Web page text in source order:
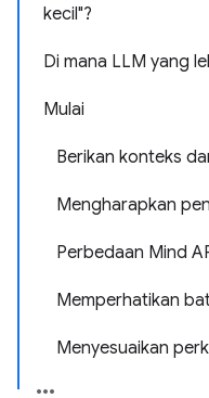
kecil"?
Di mana LLM yang
Mulai
Berikan konteks
Mengharapkan
Perbedaan Mind
Memperhatikan
Menyesuaikan